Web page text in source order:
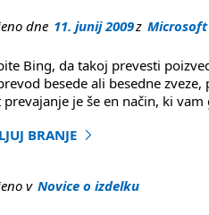
dne 11. junij 2009z
Bing, da takoj prevesti
besede ali besedne
prevajanje je še en način, ki
BRANJE
prevajalec trenutek
v Novice o izdelku